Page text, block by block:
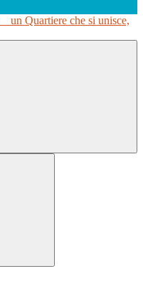
un Quartiere che si unisce,